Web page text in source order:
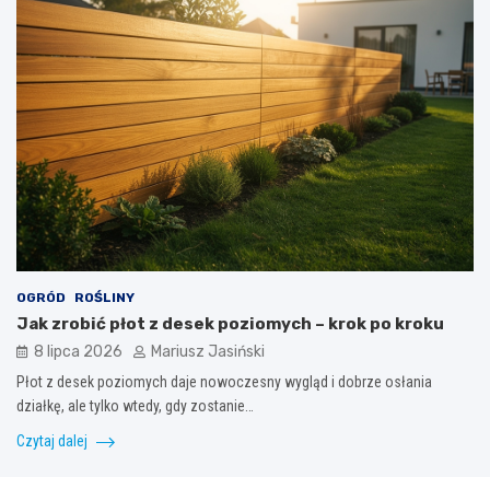
OGRÓD ROŚLINY
Jak zrobić płot z desek poziomych – krok po kroku
8 lipca 2026 Mariusz Jasiński
Płot z desek poziomych daje nowoczesny wygląd i dobrze osłania
działkę, ale tylko wtedy, gdy zostanie…
Czytaj dalej